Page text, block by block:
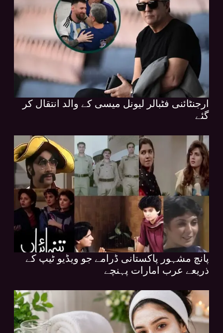
ارجنٹائنی فٹبالر لیونل میسی کے والد انتقال کر
گئے
پانچ مشہور پاکستانی ڈرامے جو ویڈیو ٹیپ کے
ذریعے عرب امارات پہنچے